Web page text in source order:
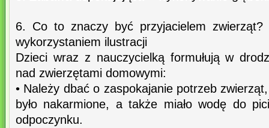
6. Co to znaczy być przyjacielem
wykorzystaniem ilustracji
Dzieci wraz z nauczycielką formułują w
nad zwierzętami domowymi:
• Należy dbać o zaspokajanie potrzeb
było nakarmione, a także miało wodę do
odpoczynku.